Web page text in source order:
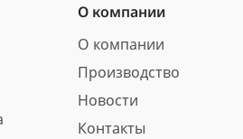
О компании
О компании
Производство
Новости
Контакты